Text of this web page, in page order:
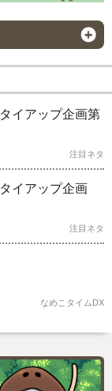
イアップ企画第
注目ネタ
イアップ企画
注目ネタ
なめこタイムDX